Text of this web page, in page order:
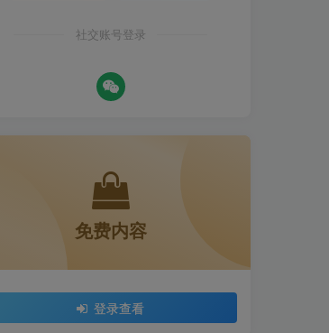
社交账号登录
免费内容
登录查看